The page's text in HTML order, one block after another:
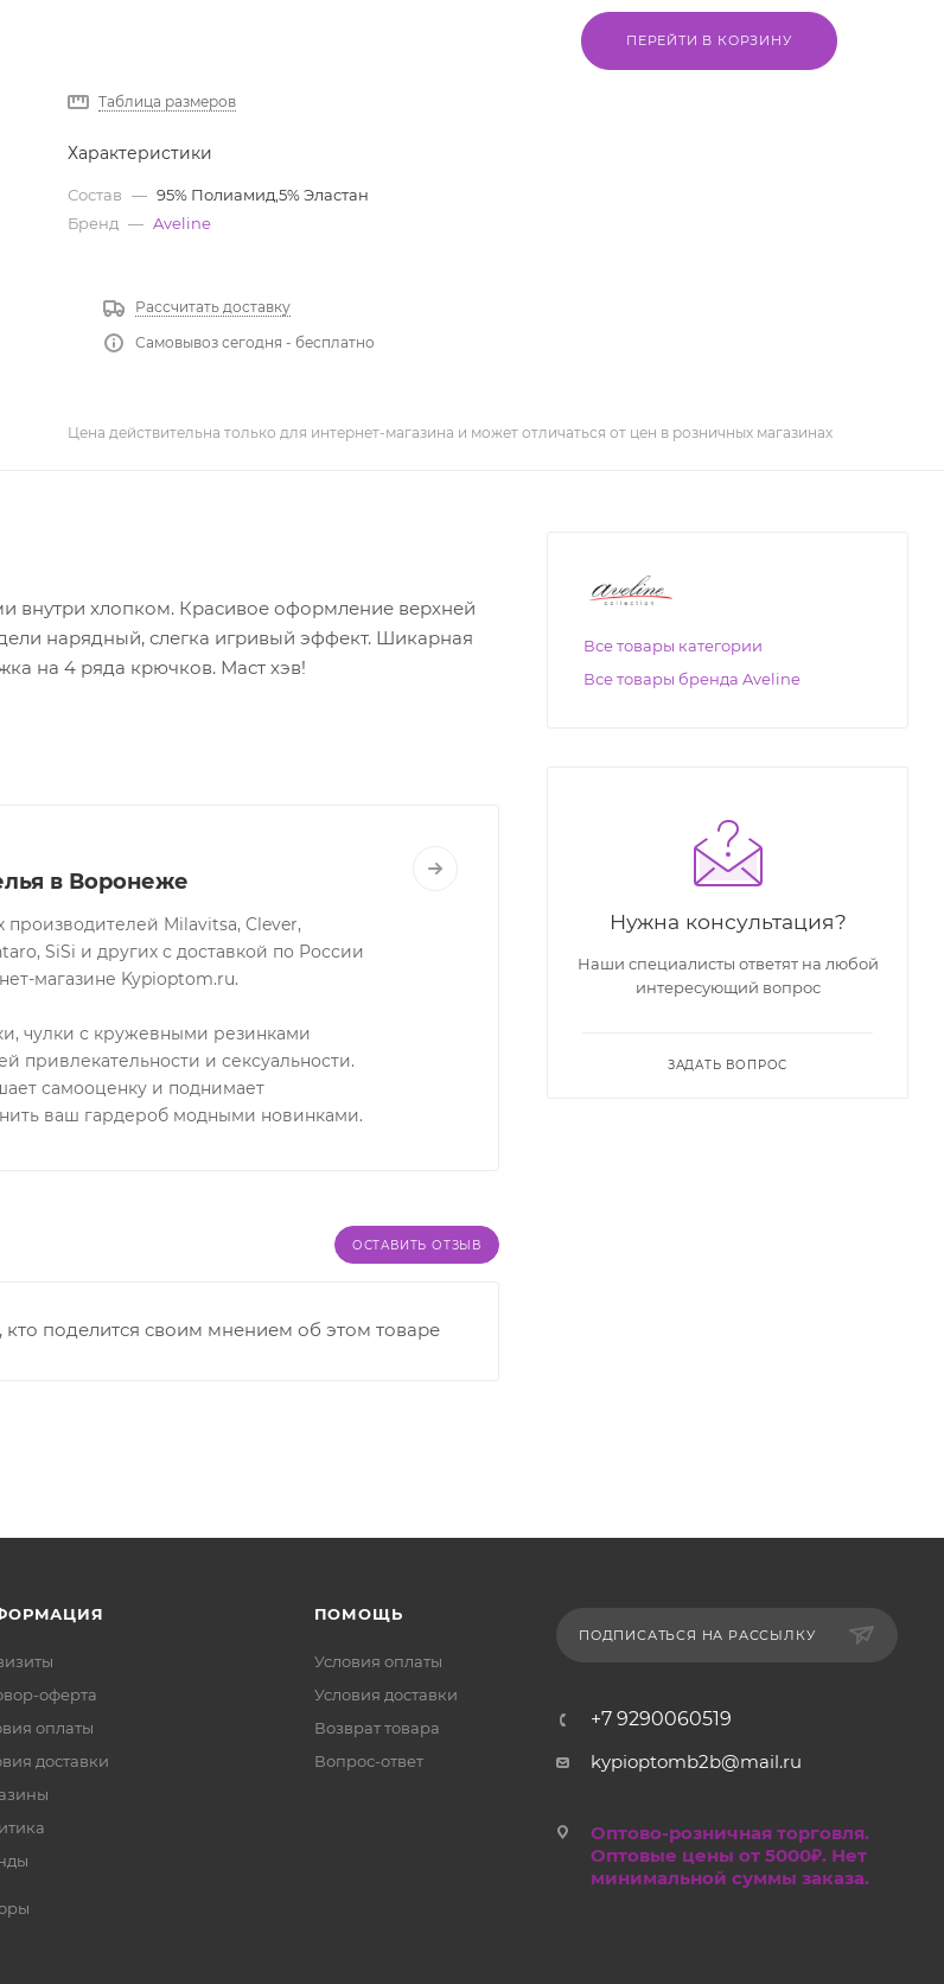
ПЕРЕЙТИ В КОРЗИНУ
Таблица размеров
Характеристики
Состав — 95% Полиамид,5% Эластан
Бренд — Aveline
Рассчитать доставку
Самовывоз сегодня - бесплатно
Цена действительна только для интернет-магазина и может отличаться от цен в розничных магазинах
внутри хлопком. Красивое оформление верхней
нарядный, слегка игривый эффект. Шикарная
на 4 ряда крючков. Маст хэв!
в Воронеже
Milavitsa, Clever,
SiSi и других с доставкой по России
магазине Kypioptom.ru.
чулки с кружевными резинками
привлекательности и сексуальности.
самооценку и поднимает
ваш гардероб модными новинками.
ОСТАВИТЬ ОТЗЫВ
поделится своим мнением об этом товаре
Все товары категории
Все товары бренда Aveline
Нужна консультация?
Наши специалисты ответят на любой
интересующий вопрос
ЗАДАТЬ ВОПРОС
оферта
оплаты
доставки
ПОМОЩЬ
Условия оплаты
Условия доставки
Возврат товара
Вопрос-ответ
ПОДПИСАТЬСЯ НА РАССЫЛКУ
+7 9290060519
kypioptomb2b@mail.ru
Оптово-розничная торговля.
Оптовые цены от 5000₽. Нет
минимальной суммы заказа.